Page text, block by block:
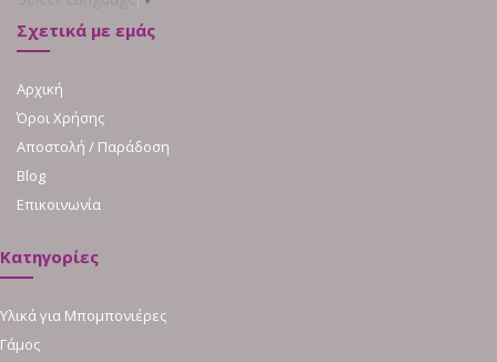
Σχετικά με εμάς
Αρχική
Όροι Χρήσης
Αποστολή / Παράδοση
Blog
Επικοινωνία
Κατηγορίες
Υλικά για Μπομπονιέρες
Γάμος